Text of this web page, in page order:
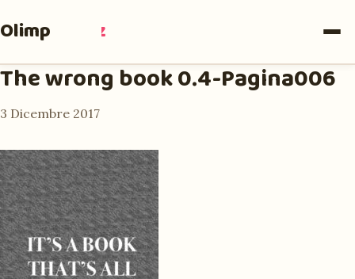
Olimpia Ruiz
The wrong book 0.4-Pagina006
3 Dicembre 2017